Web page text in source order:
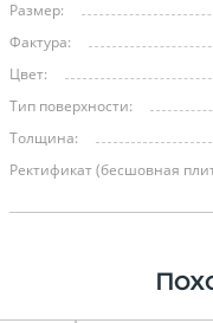
Размер:
Фактура:
Цвет:
Тип поверхности:
Толщина:
Ректификат (бесшовная